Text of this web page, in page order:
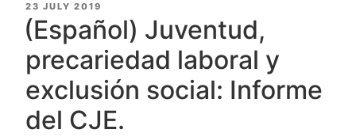
POSTED
ON
23 JULY 2019
(Español) Juventud,
precariedad laboral y
exclusión social: Informe
del CJE.